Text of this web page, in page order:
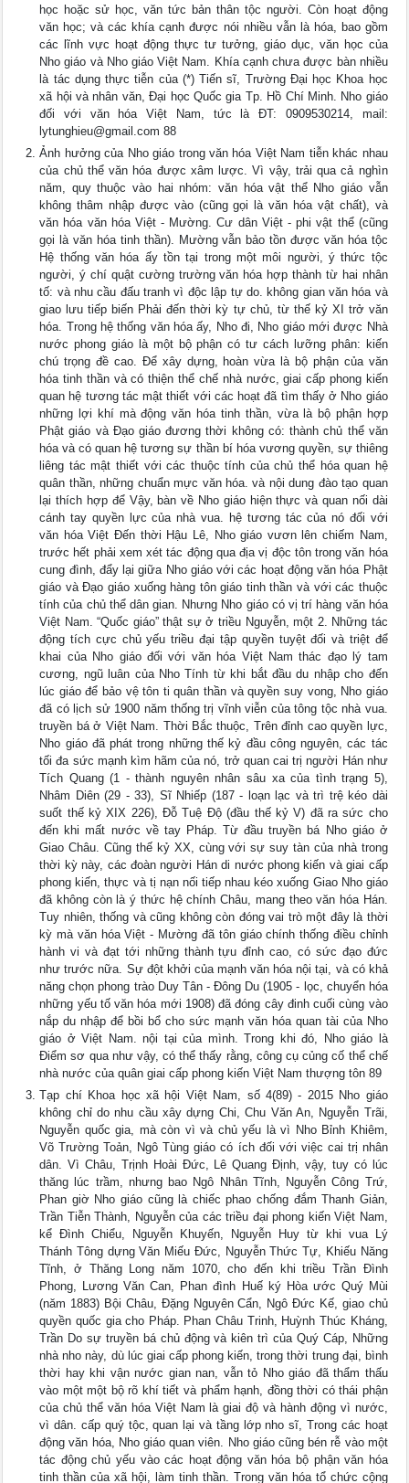
học hoặc sử học, văn tức bản thân tộc người. Còn hoạt động
văn học; và các khía cạnh được nói nhiều vẫn là hóa, bao gồm
các lĩnh vực hoạt động thực tư tưởng, giáo dục, văn học của
Nho giáo và Nho giáo Việt Nam. Khía cạnh chưa được bàn nhiều
là tác dụng thực tiễn của (*) Tiến sĩ, Trường Đại học Khoa học
xã hội và nhân văn, Đại học Quốc gia Tp. Hồ Chí Minh. Nho giáo
đối với văn hóa Việt Nam, tức là ĐT: 0909530214, mail:
lytunghieu@gmail.com 88
Ảnh hưởng của Nho giáo trong văn hóa Việt Nam tiễn khác nhau
của chủ thể văn hóa được xâm lược. Vì vậy, trải qua cả nghìn
năm, quy thuộc vào hai nhóm: văn hóa vật thể Nho giáo vẫn
không thâm nhập được vào (cũng gọi là văn hóa vật chất), và
văn hóa văn hóa Việt - Mường. Cư dân Việt - phi vật thể (cũng
gọi là văn hóa tinh thần). Mường vẫn bảo tồn được văn hóa tộc
Hệ thống văn hóa ấy tồn tại trong một môi người, ý thức tộc
người, ý chí quật cường trường văn hóa hợp thành từ hai nhân
tố: và nhu cầu đấu tranh vì độc lập tự do. không gian văn hóa và
giao lưu tiếp biến Phải đến thời kỳ tự chủ, từ thế kỷ XI trở văn
hóa. Trong hệ thống văn hóa ấy, Nho đi, Nho giáo mới được Nhà
nước phong giáo là một bộ phận có tư cách lưỡng phân: kiến
chú trọng đề cao. Để xây dựng, hoàn vừa là bộ phận của văn
hóa tinh thần và có thiện thể chế nhà nước, giai cấp phong kiến
quan hệ tương tác mật thiết với các hoạt đã tìm thấy ở Nho giáo
những lợi khí mà động văn hóa tinh thần, vừa là bộ phận hợp
Phật giáo và Đạo giáo đương thời không có: thành chủ thể văn
hóa và có quan hệ tương sự thần bí hóa vương quyền, sự thiêng
liêng tác mật thiết với các thuộc tính của chủ thể hóa quan hệ
quân thần, những chuẩn mực văn hóa. và nội dung đào tạo quan
lại thích hợp để Vậy, bàn về Nho giáo hiện thực và quan nối dài
cánh tay quyền lực của nhà vua. hệ tương tác của nó đối với
văn hóa Việt Đến thời Hậu Lê, Nho giáo vươn lên chiếm Nam,
trước hết phải xem xét tác động qua địa vị độc tôn trong văn hóa
cung đình, đẩy lại giữa Nho giáo với các hoạt động văn hóa Phật
giáo và Đạo giáo xuống hàng tôn giáo tinh thần và với các thuộc
tính của chủ thể dân gian. Nhưng Nho giáo có vị trí hàng văn hóa
Việt Nam. “Quốc giáo” thật sự ở triều Nguyễn, một 2. Những tác
động tích cực chủ yếu triều đại tập quyền tuyệt đối và triệt để
khai của Nho giáo đối với văn hóa Việt Nam thác đạo lý tam
cương, ngũ luân của Nho Tính từ khi bắt đầu du nhập cho đến
lúc giáo để bảo vệ tôn ti quân thần và quyền suy vong, Nho giáo
đã có lịch sử 1900 năm thống trị vĩnh viễn của tông tộc nhà vua.
truyền bá ở Việt Nam. Thời Bắc thuộc, Trên đỉnh cao quyền lực,
Nho giáo đã phát trong những thế kỷ đầu công nguyên, các tác
tối đa sức mạnh kìm hãm của nó, trở quan cai trị người Hán như
Tích Quang (1 - thành nguyên nhân sâu xa của tình trạng 5),
Nhâm Diên (29 - 33), Sĩ Nhiếp (187 - loạn lạc và trì trệ kéo dài
suốt thế kỷ XIX 226), Đỗ Tuệ Độ (đầu thế kỷ V) đã ra sức cho
đến khi mất nước về tay Pháp. Từ đầu truyền bá Nho giáo ở
Giao Châu. Cũng thế kỷ XX, cùng với sự suy tàn của nhà trong
thời kỳ này, các đoàn người Hán di nước phong kiến và giai cấp
phong kiến, thực và tị nạn nối tiếp nhau kéo xuống Giao Nho giáo
đã không còn là ý thức hệ chính Châu, mang theo văn hóa Hán.
Tuy nhiên, thống và cũng không còn đóng vai trò một đây là thời
kỳ mà văn hóa Việt - Mường đã tôn giáo chính thống điều chỉnh
hành vi và đạt tới những thành tựu đỉnh cao, có sức đạo đức
như trước nữa. Sự đột khởi của mạnh văn hóa nội tại, và có khả
năng chọn phong trào Duy Tân - Đông Du (1905 - lọc, chuyển hóa
những yếu tố văn hóa mới 1908) đã đóng cây đinh cuối cùng vào
nắp du nhập để bồi bổ cho sức mạnh văn hóa quan tài của Nho
giáo ở Việt Nam. nội tại của mình. Trong khi đó, Nho giáo là
Điểm sơ qua như vậy, có thể thấy rằng, công cụ củng cố thể chế
nhà nước của quân giai cấp phong kiến Việt Nam thượng tôn 89
Tạp chí Khoa học xã hội Việt Nam, số 4(89) - 2015 Nho giáo
không chỉ do nhu cầu xây dựng Chi, Chu Văn An, Nguyễn Trãi,
Nguyễn quốc gia, mà còn vì và chủ yếu là vì Nho Bỉnh Khiêm,
Võ Trường Toản, Ngô Tùng giáo có ích đối với việc cai trị nhân
dân. Vì Châu, Trịnh Hoài Đức, Lê Quang Định, vậy, tuy có lúc
thăng lúc trầm, nhưng bao Ngô Nhân Tĩnh, Nguyễn Công Trứ,
Phan giờ Nho giáo cũng là chiếc phao chống đắm Thanh Giản,
Trần Tiễn Thành, Nguyễn của các triều đại phong kiến Việt Nam,
kể Đình Chiểu, Nguyễn Khuyến, Nguyễn Huy từ khi vua Lý
Thánh Tông dựng Văn Miếu Đức, Nguyễn Thức Tự, Khiếu Năng
Tĩnh, ở Thăng Long năm 1070, cho đến khi triều Trần Đình
Phong, Lương Văn Can, Phan đình Huế ký Hòa ước Quý Mùi
(năm 1883) Bội Châu, Đặng Nguyên Cẩn, Ngô Đức Kế, giao chủ
quyền quốc gia cho Pháp. Phan Châu Trinh, Huỳnh Thúc Kháng,
Trần Do sự truyền bá chủ động và kiên trì của Quý Cáp, Những
nhà nho này, dù lúc giai cấp phong kiến, trong thời trung đại, bình
thời hay khi vận nước gian nan, vẫn tỏ Nho giáo đã thẩm thấu
vào một một bộ rõ khí tiết và phẩm hạnh, đồng thời có thái phận
của chủ thể văn hóa Việt Nam là giai độ và hành động vì nước,
vì dân. cấp quý tộc, quan lại và tầng lớp nho sĩ, Trong các hoạt
động văn hóa, Nho giáo quan viên. Nho giáo cũng bén rễ vào một
tác động chủ yếu vào các hoạt động văn hóa bộ phận văn hóa
tinh thần của xã hội, làm tinh thần. Trong văn hóa tổ chức cộng